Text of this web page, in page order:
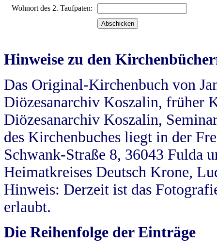
Wohnort des 2. Taufpaten:
Hinweise zu den
Das Original-Kirchenbuch von
Diözesanarchiv Koszalin, früher
Diözesanarchiv Koszalin,
des Kirchenbuches liegt in der
Schwank-Straße 8, 36043 Fulda
Heimatkreises Deutsch Krone,
Hinweis: Derzeit ist das
erlaubt.
Die Reihenfolge der Einträge